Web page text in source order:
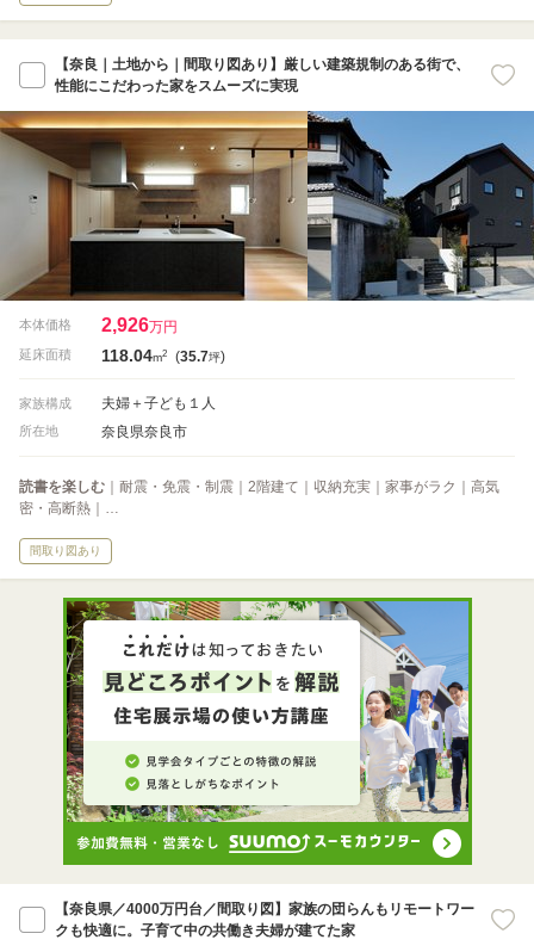
【奈良｜土地から｜間取り図あり】厳しい建築規制のある街で、
性能にこだわった家をスムーズに実現
本体価格 2,926万円
延床面積 118.04m2 (35.7坪)
家族構成 夫婦＋子ども１人
所在地 奈良県奈良市
読書を楽しむ ｜耐震・免震・制震｜2階建て｜収納充実｜家事がラク｜高気
密・高断熱｜…
間取り図あり
【奈良県／4000万円台／間取り図】家族の団らんもリモートワー
クも快適に。子育て中の共働き夫婦が建てた家